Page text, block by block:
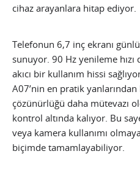
cihaz arayanlara hitap ediyor.
Telefonun 6,7 inç ekranı
sunuyor. 90 Hz yenileme
akıcı bir kullanım hissi
A07’nin en pratik
çözünürlüğü daha mütevazı
kontrol altında kalıyor. Bu
veya kamera kullanımı
biçimde tamamlayabiliyor.